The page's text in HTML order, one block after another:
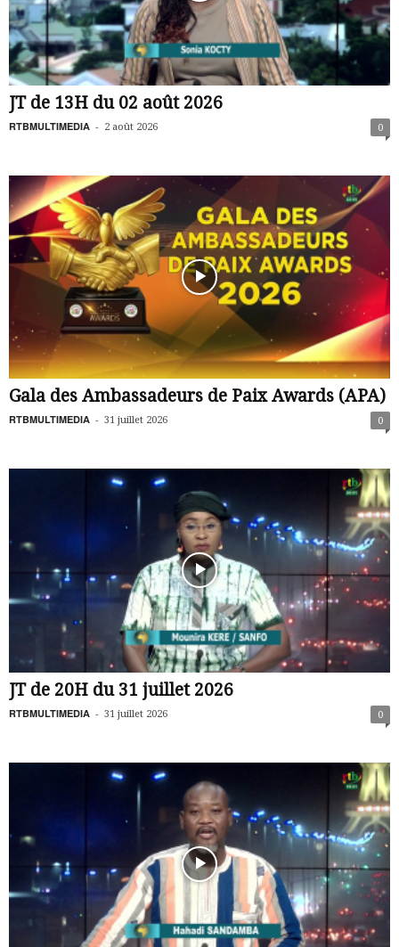
JT de 13H du 02 août 2026
RTBMULTIMEDIA - 2 août 2026 0
Gala des Ambassadeurs de Paix Awards (APA)
RTBMULTIMEDIA - 31 juillet 2026 0
JT de 20H du 31 juillet 2026
RTBMULTIMEDIA - 31 juillet 2026 0